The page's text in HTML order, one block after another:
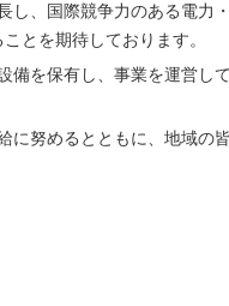
し、国際競争力のある電力
とを期待しております。
備を保有し、事業を運営し
に努めるとともに、地域の